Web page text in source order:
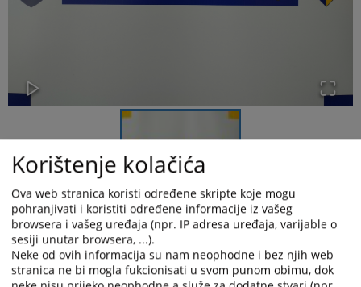
Općinski sud u Kaknju je u periodu od 01.01. do 31.12.2025.
godine ostvario realizaciju Plana rješavanja predmeta za 2025.
godinu u procentu od 92,60%.
Od 1.054 predmeta iz Plana riješeno je 976 predmeta.
Korištenje kolačića
Ova web stranica koristi određene skripte koje mogu
pohranjivati i koristiti određene informacije iz vašeg
browsera i vašeg uređaja (npr. IP adresa uređaja, varijable o
sesiji unutar browsera, ...).
Neke od ovih informacija su nam neophodne i bez njih web
stranica ne bi mogla fukcionisati u svom punom obimu, dok